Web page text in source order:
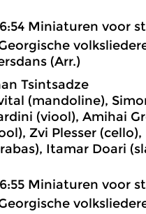
Miniaturen voor
(Arr.)
Tsintsadze
(mandoline),
(viool), Amihai
Zvi Plesser
Itamar Doari
Miniaturen voor